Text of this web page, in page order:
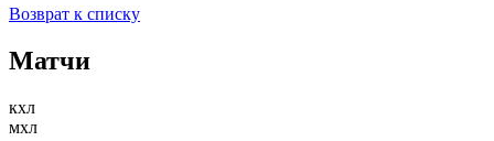
Возврат к списку
Матчи
кхл
мхл